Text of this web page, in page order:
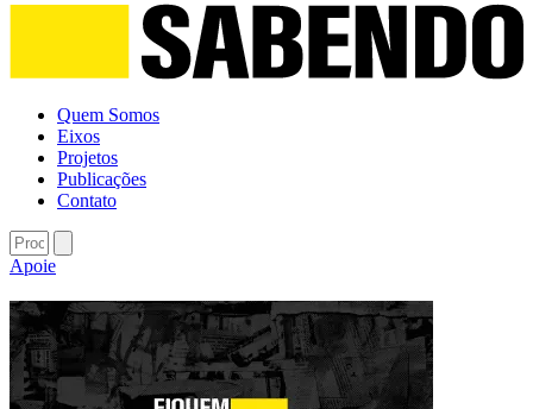
Quem Somos
Eixos
Projetos
Publicações
Contato
Apoie